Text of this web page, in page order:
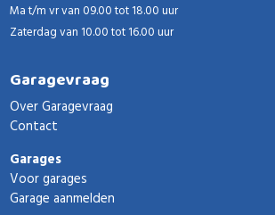
Ma t/m vr van 09.00 tot 18.00 uur
Zaterdag van 10.00 tot 16.00 uur
Garagevraag
Over Garagevraag
Contact
Garages
Voor garages
Garage aanmelden